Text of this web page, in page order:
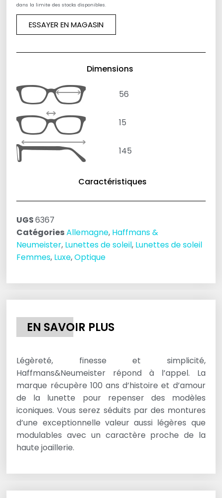
dans la limite des stocks disponibles.
ESSAYER EN MAGASIN
Dimensions
56
15
145
Caractéristiques
UGS6367
CatégoriesAllemagne, Haffmans &
Neumeister, Lunettes de soleil, Lunettes de soleil
Femmes, Luxe,Optique
EN SAVOIR PLUS
Légèreté, finesse et simplicité,
Haffmans&Neumeister répond à l’appel. La
marque récupère 100 ans d’histoire et d’amour
de la lunette pour repenser des modèles
iconiques. Vous serez séduits par des montures
d’une exceptionnelle valeur aussi légères que
modulables avec un caractère proche de la
haute joaillerie.